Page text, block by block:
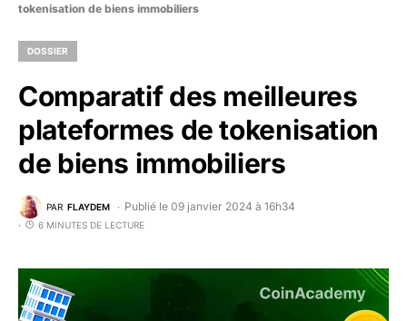
tokenisation de biens immobiliers
DOSSIER
Comparatif des meilleures
plateformes de tokenisation
de biens immobiliers
PAR FLAYDEM Publié le 09 janvier 2024 à 16h34
6 MINUTES DE LECTURE